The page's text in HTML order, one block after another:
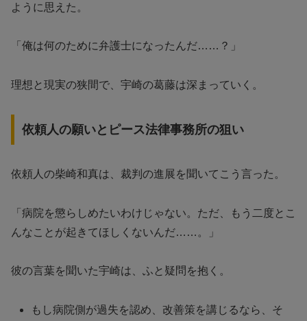
ように思えた。
「俺は何のために弁護士になったんだ……？」
理想と現実の狭間で、宇崎の葛藤は深まっていく。
依頼人の願いとピース法律事務所の狙い
依頼人の柴崎和真は、裁判の進展を聞いてこう言った。
「病院を懲らしめたいわけじゃない。ただ、もう二度とこ
んなことが起きてほしくないんだ……。」
彼の言葉を聞いた宇崎は、ふと疑問を抱く。
もし病院側が過失を認め、改善策を講じるなら、そ